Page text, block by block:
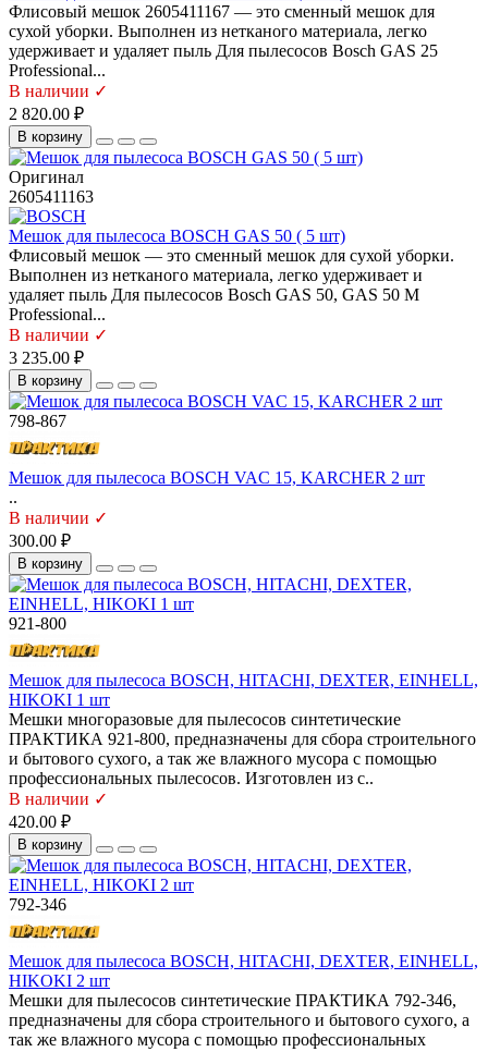
Флисовый мешок 2605411167 — это сменный мешок для
сухой уборки. Выполнен из нетканого материала, легко
удерживает и удаляет пыль Для пылесосов Bosch GAS 25
Professional...
В наличии ✓
2 820.00 ₽
В корзину
Оригинал
2605411163
Мешок для пылесоса BOSCH GAS 50 ( 5 шт)
Флисовый мешок — это сменный мешок для сухой уборки.
Выполнен из нетканого материала, легко удерживает и
удаляет пыль Для пылесосов Bosch GAS 50, GAS 50 M
Professional...
В наличии ✓
3 235.00 ₽
В корзину
798-867
Мешок для пылесоса BOSCH VAC 15, KARCHER 2 шт
..
В наличии ✓
300.00 ₽
В корзину
921-800
Мешок для пылесоса BOSCH, HITACHI, DEXTER, EINHELL,
HIKOKI 1 шт
Мешки многоразовые для пылесосов синтетические
ПРАКТИКА 921-800, предназначены для сбора строительного
и бытового сухого, а так же влажного мусора с помощью
профессиональных пылесосов. Изготовлен из с..
В наличии ✓
420.00 ₽
В корзину
792-346
Мешок для пылесоса BOSCH, HITACHI, DEXTER, EINHELL,
HIKOKI 2 шт
Мешки для пылесосов синтетические ПРАКТИКА 792-346,
предназначены для сбора строительного и бытового сухого, а
так же влажного мусора с помощью профессиональных